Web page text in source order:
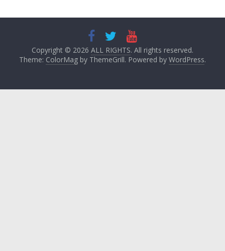
Copyright © 2026 ALL RIGHTS. All rights reserved.
Theme: ColorMagby ThemeGrill. Powered by WordPress.